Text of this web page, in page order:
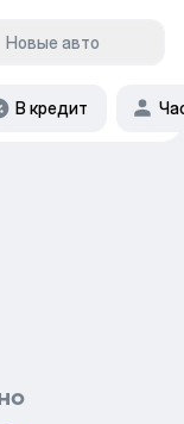
Новые авто
В кредит